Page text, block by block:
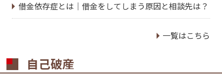
借金依存症とは｜借金をしてしまう原因と相談先は？
一覧はこちら
自己破産